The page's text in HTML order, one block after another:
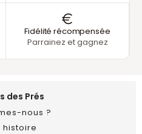
Fidélité récompensée
Parrainez et gagnez
des Prés
nous ?
histoire